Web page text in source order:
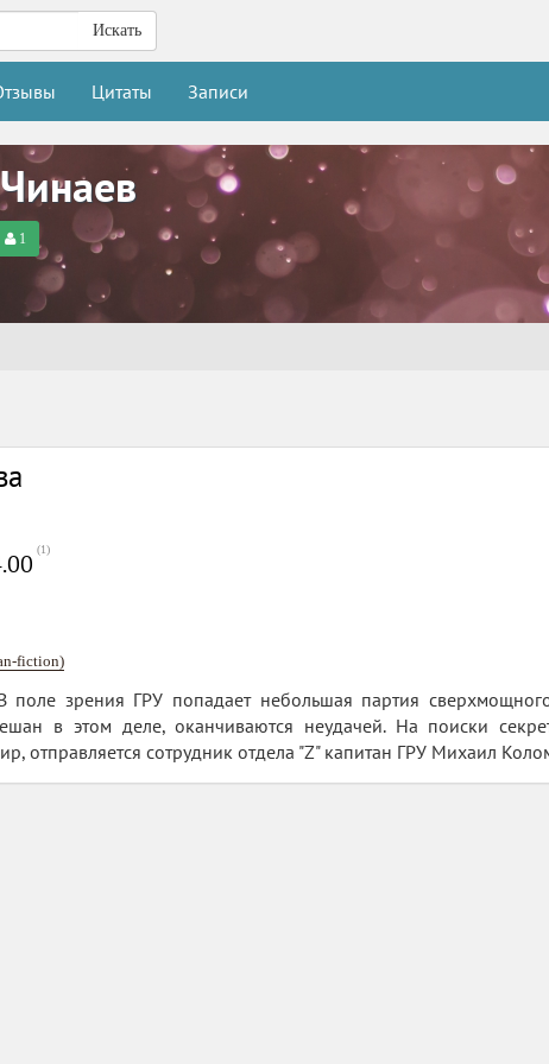
Искать
Цитаты Записи
1
(1)
fiction)
зрения ГРУ попадает небольшая партия
в этом деле, оканчиваются неудачей. На поиски
отправляется сотрудник отдела "Z" капитан ГРУ Михаил